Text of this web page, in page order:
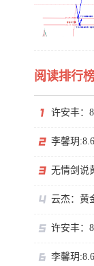
阅读排行
无情剑说
云杰：黄